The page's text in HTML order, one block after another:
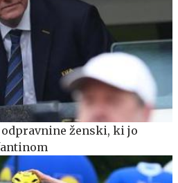
ženski, ki jo